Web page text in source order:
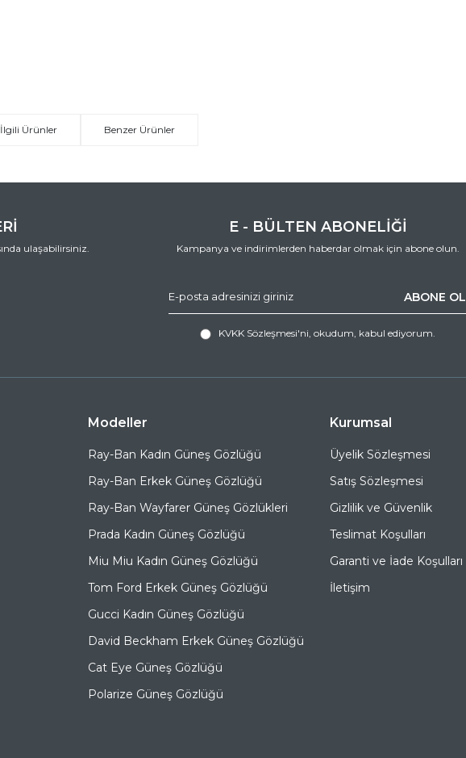
İlgili Ürünler Benzer Ürünler
ulaşabilirsiniz.
E - BÜLTEN ABONELİĞİ
Kampanya ve indirimlerden haberdar olmak için abone olun.
ABONE OL
KVKK Sözleşmesi'ni, okudum, kabul ediyorum.
Modeller
Ray-Ban Kadın Güneş Gözlüğü
Ray-Ban Erkek Güneş Gözlüğü
Ray-Ban Wayfarer Güneş Gözlükleri
Prada Kadın Güneş Gözlüğü
Miu Miu Kadın Güneş Gözlüğü
Tom Ford Erkek Güneş Gözlüğü
Gucci Kadın Güneş Gözlüğü
David Beckham Erkek Güneş Gözlüğü
Cat Eye Güneş Gözlüğü
Polarize Güneş Gözlüğü
Kurumsal
Üyelik Sözleşmesi
Satış Sözleşmesi
Gizlilik ve Güvenlik
Teslimat Koşulları
Garanti ve İade Koşulları
İletişim